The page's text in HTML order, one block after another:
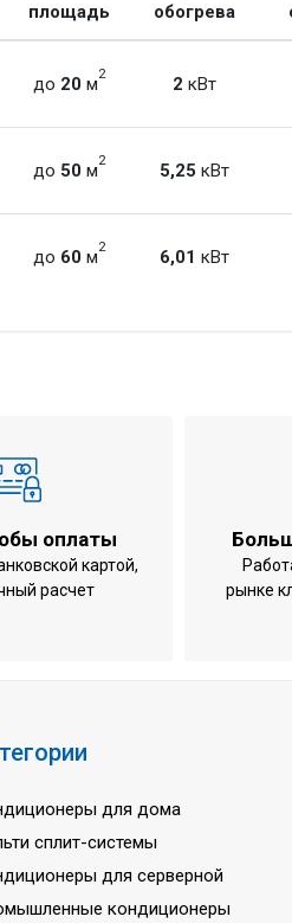
площадь
обогрева
до 20 м2 2 кВт
до 50 м2 5,25 кВт
до 60 м2 6,01 кВт
оплаты
картой,
расчет
рынке
для дома
сплит-системы
для серверной
кондиционеры